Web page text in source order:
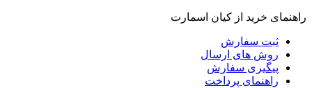
راهنمای خرید از کیان اسمارت
ثبت سفارش
روش‌ های ارسال
پیگیری سفارش
راهنمای پرداخت